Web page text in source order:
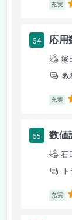
充実
64 応用
塚
教
充実
65 数値
石
充実